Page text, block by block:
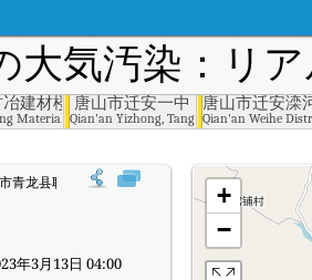
大気汚染：リア
Qinhuangdao
建材楼小区
Materials Community, Tangshan
唐山市迁安一中
Qian'an Yizhong, Tangshan
唐山市迁安滦
Qian'an Weihe
青龙县职教中心のリアルタイム大気汚染指数（AQI
年3月13日 04:00
+
−